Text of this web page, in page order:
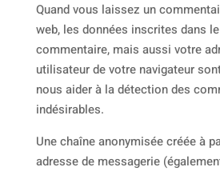
Quand vous laissez un
web, les données inscrites dans
commentaire, mais aussi votre
utilisateur de votre navigateur
nous aider à la détection des
indésirables.
Une chaîne anonymisée créée à
adresse de messagerie